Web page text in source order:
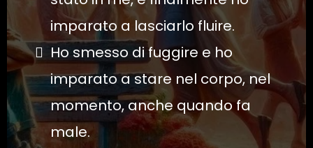
imparato a lasciarlo fluire.
Ho smesso di fuggire e ho
imparato a stare nel corpo, nel
momento, anche quando fa
male.